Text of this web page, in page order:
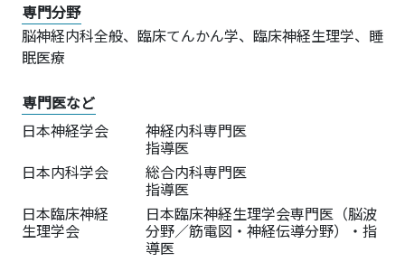
専門分野
脳神経内科全般、臨床てんかん学、臨床神経生理学、睡
眠医療
専門医など
日本神経学会
神経内科専門医
指導医
日本内科学会
総合内科専門医
指導医
日本臨床神経
生理学会
日本臨床神経生理学会専門医（脳波
分野／筋電図・神経伝導分野）・指
導医